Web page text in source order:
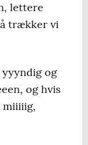
lettere
trækker vi
og
og hvis
miiiiig,